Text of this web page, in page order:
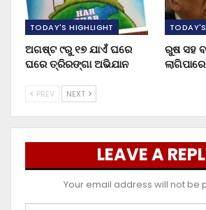
TODAY'S HIGHLIGHT
ଅଗଷ୍ଟ ୯ରୁ ୧୭ ଯାଏଁ ଘରେ
ଘରେ ତ୍ରିରଙ୍ଗା ଅଭିଯାନ
ରୁଷ ସହ
PREV NEXT
LEAVE A
Your email address will not be